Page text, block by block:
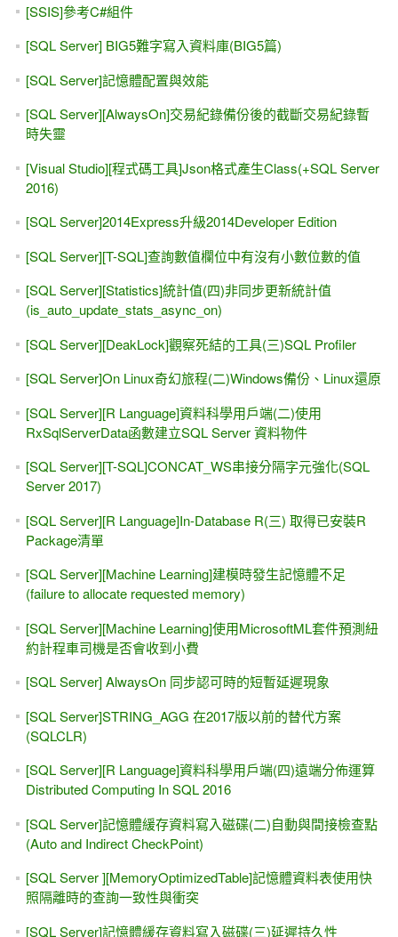
[SSIS]參考C#組件
[SQL Server] BIG5難字寫入資料庫(BIG5篇)
[SQL Server]記憶體配置與效能
[SQL Server][AlwaysOn]交易紀錄備份後的截斷交易紀錄暫
時失靈
[Visual Studio][程式碼工具]Json格式產生Class(+SQL Server
2016)
[SQL Server]2014Express升級2014Developer Edition
[SQL Server][T-SQL]查詢數值欄位中有沒有小數位數的值
[SQL Server][Statistics]統計值(四)非同步更新統計值
(is_auto_update_stats_async_on)
[SQL Server][DeakLock]觀察死結的工具(三)SQL Profiler
[SQL Server]On Linux奇幻旅程(二)Windows備份、Linux還原
[SQL Server][R Language]資料科學用戶端(二)使用
RxSqlServerData函數建立SQL Server 資料物件
[SQL Server][T-SQL]CONCAT_WS串接分隔字元強化(SQL
Server 2017)
[SQL Server][R Language]In-Database R(三) 取得已安裝R
Package清單
[SQL Server][Machine Learning]建模時發生記憶體不足
(failure to allocate requested memory)
[SQL Server][Machine Learning]使用MicrosoftML套件預測紐
約計程車司機是否會收到小費
[SQL Server] AlwaysOn 同步認可時的短暫延遲現象
[SQL Server]STRING_AGG 在2017版以前的替代方案
(SQLCLR)
[SQL Server][R Language]資料科學用戶端(四)遠端分佈運算
Distributed Computing In SQL 2016
[SQL Server]記憶體緩存資料寫入磁碟(二)自動與間接檢查點
(Auto and Indirect CheckPoint)
[SQL Server ][MemoryOptimizedTable]記憶體資料表使用快
照隔離時的查詢一致性與衝突
[SQL Server]記憶體緩存資料寫入磁碟(三)延遲持久性